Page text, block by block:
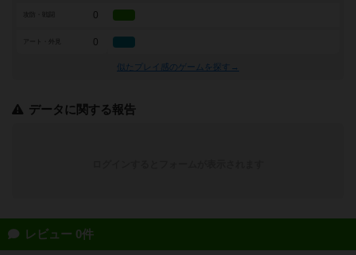
0
アート・外見 0
似たプレイ感のゲームを探す→
データに関する報告
レビュー 0件